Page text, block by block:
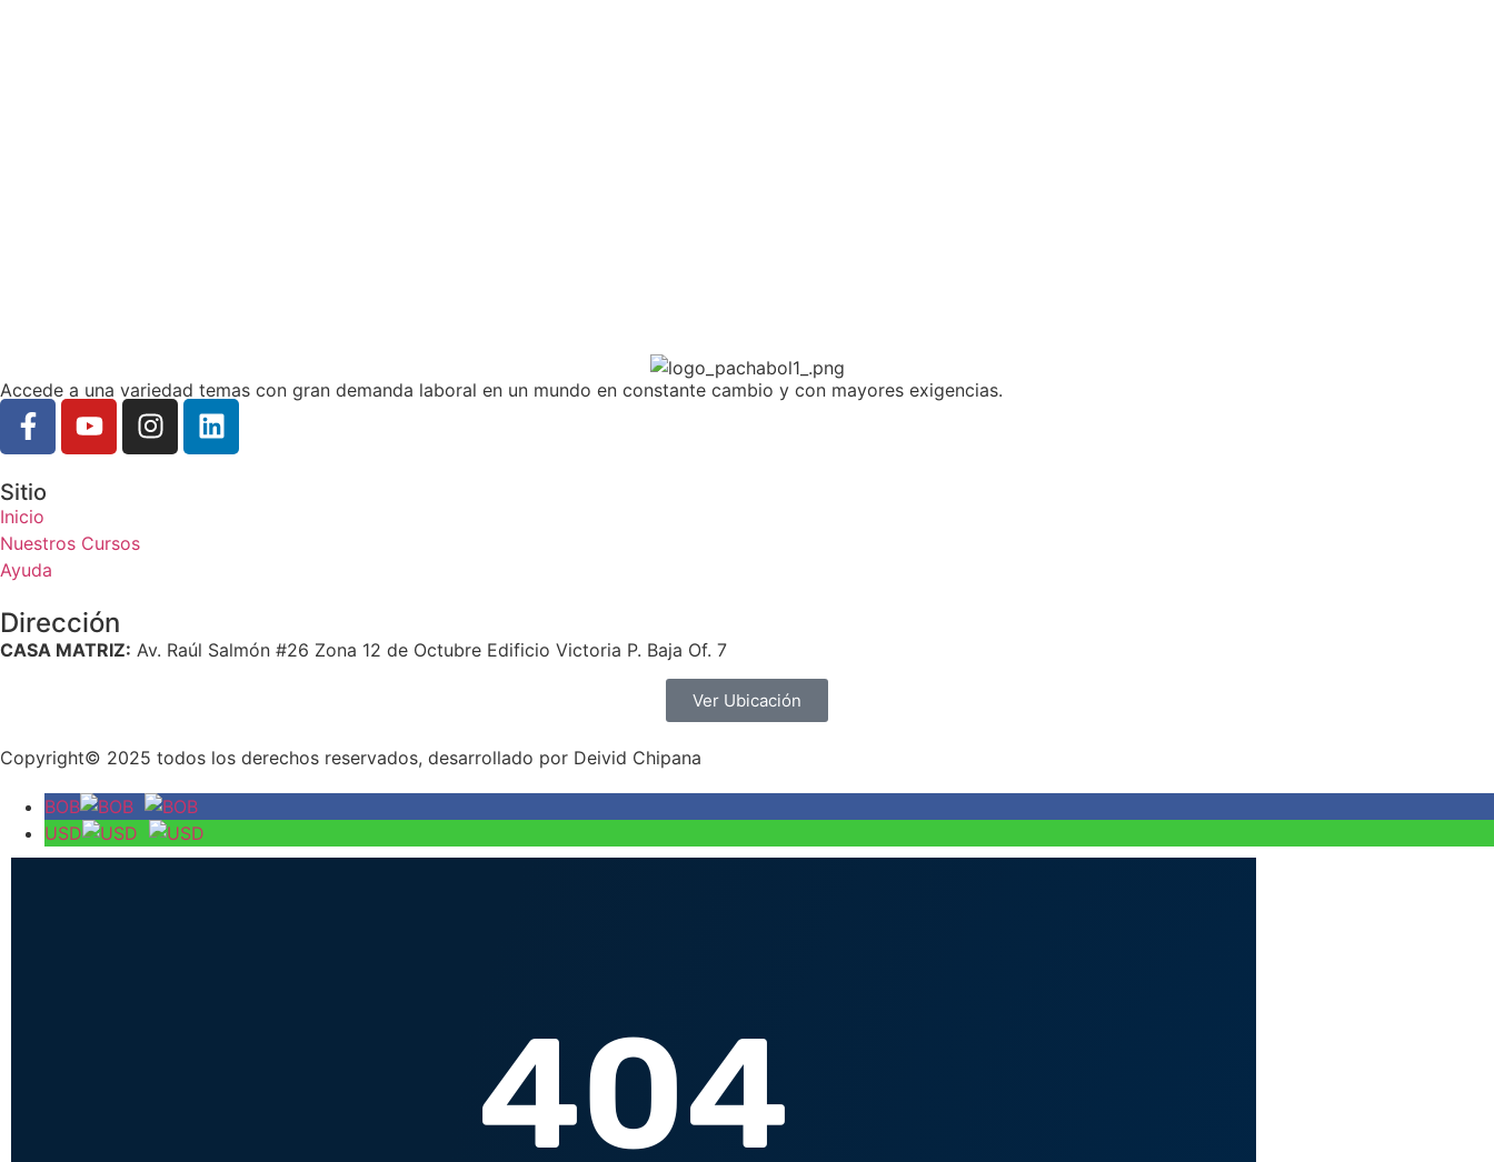
Accede a una variedad temas con gran demanda laboral en un mundo en constante cambio y con mayores exigencias.
Sitio
Inicio
Nuestros Cursos
Ayuda
Dirección
CASA MATRIZ: Av. Raúl Salmón #26 Zona 12 de Octubre Edificio Victoria P. Baja Of. 7
Ver Ubicación
Copyright© 2025 todos los derechos reservados, desarrollado por Deivid Chipana
BOB
USD